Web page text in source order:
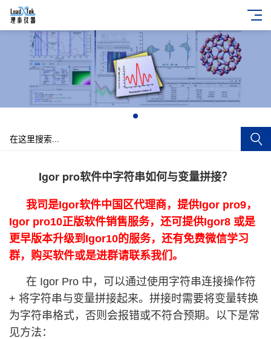
Igor pro软件中字符串如何与变量拼接？
我司是Igor软件中国区代理商，提供Igor pro9，
Igor pro10正版软件销售服务，还可提供Igor8 或是
更早版本升级到Igor10的服务，还有免费微信学习
群，购买软件或是进群请联系我们。
在 Igor Pro 中，可以通过使用字符串连接操作符
+ 将字符串与变量拼接起来。拼接时需要将变量转换
为字符串格式，否则会报错或不符合预期。以下是常
见方法：